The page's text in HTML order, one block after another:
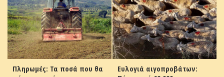
Πληρωμές: Τα ποσά που θα
Ευλογιά αιγοπροβάτων: